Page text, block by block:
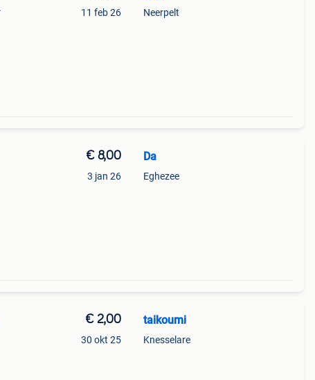
11 feb 26 Neerpelt
€ 8,00
3 jan 26
Da
Eghezee
€ 2,00
30 okt 25
taikoumi
Knesselare